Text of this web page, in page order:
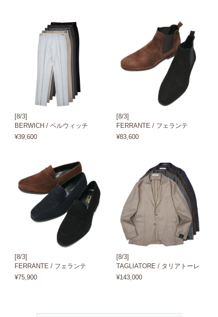
[8/3]
BERWICH / ベルウィッチ
¥39,600
[8/3]
FERRANTE / フェランテ
¥83,600
[8/3]
FERRANTE / フェランテ
¥75,900
[8/3]
TAGLIATORE / タリアトーレ
¥143,000